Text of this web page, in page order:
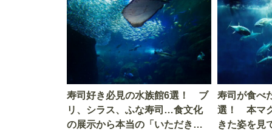
寿司好き必見の水族館6選！ ブ
リ、シラス、ふな寿司…食文化
の展示から本当の「いただきま
寿司が食べ
選！ 本マ
きた姿を見